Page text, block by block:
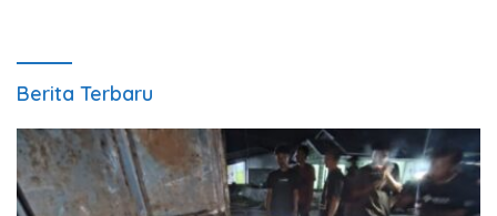
Berita Terbaru